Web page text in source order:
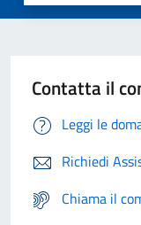
Contatta il
Leggi le
Richiedi
Chiama il